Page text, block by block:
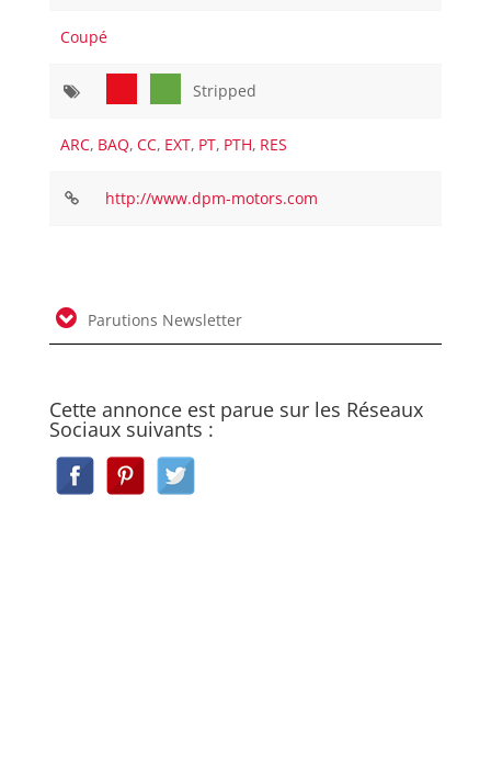
Coupé
Stripped
ARC, BAQ, CC, EXT, PT, PTH, RES
http://www.dpm-motors.com
Parutions Newsletter
Cette annonce est parue sur les Réseaux
Sociaux suivants :